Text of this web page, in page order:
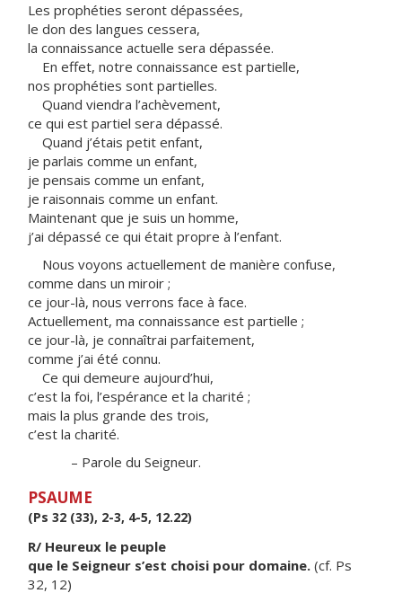
Les prophéties seront dépassées,
le don des langues cessera,
la connaissance actuelle sera dépassée.
En effet, notre connaissance est partielle,
nos prophéties sont partielles.
Quand viendra l’achèvement,
ce qui est partiel sera dépassé.
Quand j’étais petit enfant,
je parlais comme un enfant,
je pensais comme un enfant,
je raisonnais comme un enfant.
Maintenant que je suis un homme,
j’ai dépassé ce qui était propre à l’enfant.
Nous voyons actuellement de manière confuse,
comme dans un miroir ;
ce jour-là, nous verrons face à face.
Actuellement, ma connaissance est partielle ;
ce jour-là, je connaîtrai parfaitement,
comme j’ai été connu.
Ce qui demeure aujourd’hui,
c’est la foi, l’espérance et la charité ;
mais la plus grande des trois,
c’est la charité.
– Parole du Seigneur.
PSAUME
(Ps 32 (33), 2-3, 4-5, 12.22)
R/ Heureux le peuple
que le Seigneur s’est choisi pour domaine. (cf. Ps
32, 12)